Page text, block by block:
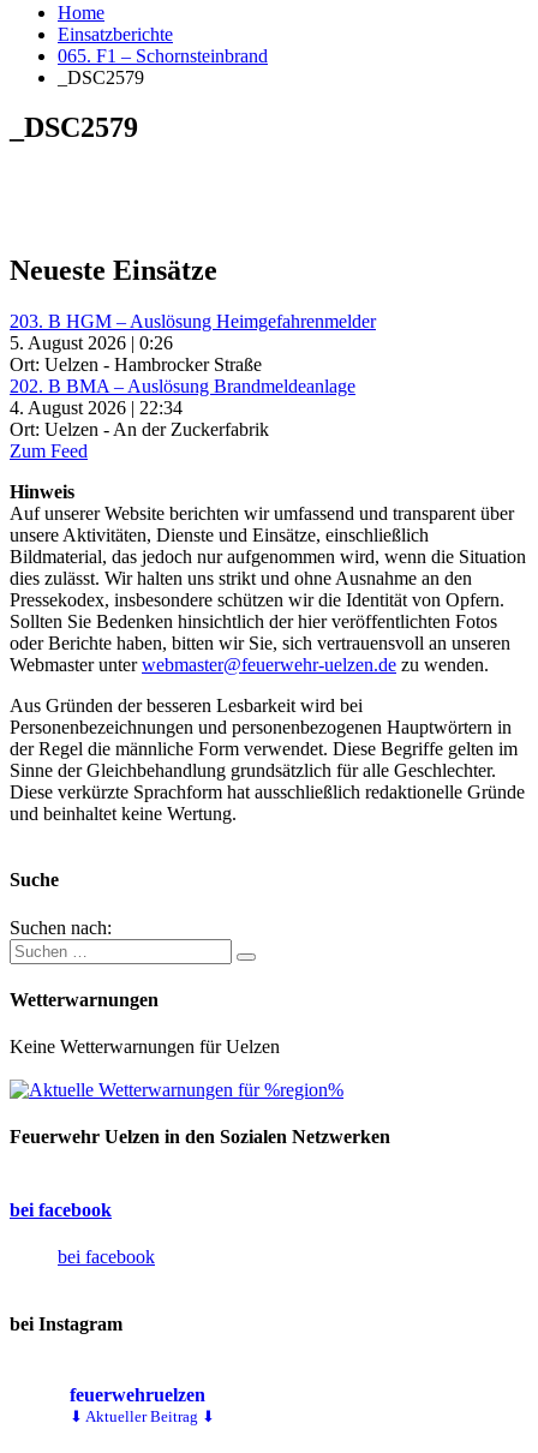
Home
Einsatzberichte
065. F1 – Schornsteinbrand
_DSC2579
_DSC2579
Neueste Einsätze
203. B HGM – Auslösung Heimgefahrenmelder
5. August 2026 | 0:26
Ort: Uelzen - Hambrocker Straße
202. B BMA – Auslösung Brandmeldeanlage
4. August 2026 | 22:34
Ort: Uelzen - An der Zuckerfabrik
Zum Feed
Hinweis
Auf unserer Website berichten wir umfassend und transparent über
unsere Aktivitäten, Dienste und Einsätze, einschließlich
Bildmaterial, das jedoch nur aufgenommen wird, wenn die Situation
dies zulässt. Wir halten uns strikt und ohne Ausnahme an den
Pressekodex, insbesondere schützen wir die Identität von Opfern.
Sollten Sie Bedenken hinsichtlich der hier veröffentlichten Fotos
oder Berichte haben, bitten wir Sie, sich vertrauensvoll an unseren
Webmaster unterwebmaster@feuerwehr-uelzen.de zu wenden.
Aus Gründen der besseren Lesbarkeit wird bei
Personenbezeichnungen und personenbezogenen Hauptwörtern in
der Regel die männliche Form verwendet. Diese Begriffe gelten im
Sinne der Gleichbehandlung grundsätzlich für alle Geschlechter.
Diese verkürzte Sprachform hat ausschließlich redaktionelle Gründe
und beinhaltet keine Wertung.
Suche
Suchen nach:
Wetterwarnungen
Keine Wetterwarnungen für Uelzen
Feuerwehr Uelzen in den Sozialen Netzwerken
bei facebook
bei facebook
bei Instagram
feuerwehruelzen
⬇ Aktueller Beitrag ⬇